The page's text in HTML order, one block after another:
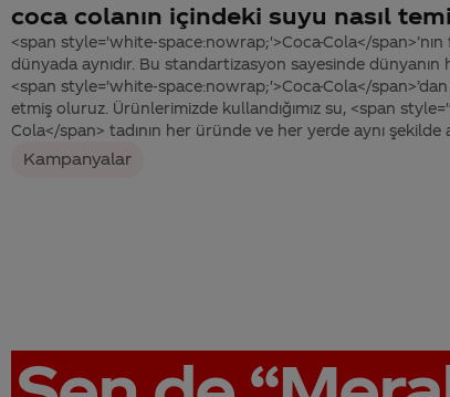
coca colanın içindeki suyu nasıl
<span style='white-space:nowrap;'>Coca-Cola</
dünyada aynıdır. Bu standartizasyon sayesinde
<span style='white-space:nowrap;'>Coca-Cola</span>’dan
etmiş oluruz. Ürünlerimizde kullandığımız su, <span
Cola</span> tadının her üründe ve her yerde aynı şekilde
Kampanyalar